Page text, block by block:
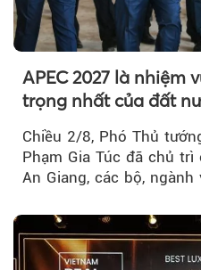
APEC 2027 là nhiệm
trọng nhất của đất
Chiều 2/8, Phó Thủ
Phạm Gia Túc đã chủ
An Giang, các bộ,